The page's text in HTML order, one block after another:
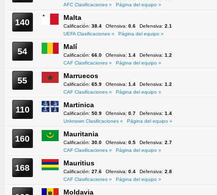
AFC Clasificaciones »
Página del equipo »
140 Malta
Calificación: 38.4 Ofensiva: 0.6 Defensiva: 2.1
UEFA Clasificaciones »
Página del equipo »
54 Malí
Calificación: 66.0 Ofensiva: 1.4 Defensiva: 1.2
CAF Clasificaciones »
Página del equipo »
55 Marruecos
Calificación: 65.9 Ofensiva: 1.4 Defensiva: 1.2
CAF Clasificaciones »
Página del equipo »
110 Martinica
Calificación: 50.9 Ofensiva: 0.7 Defensiva: 1.4
Unknown Clasificaciones »
Página del equipo »
160 Mauritania
Calificación: 30.0 Ofensiva: 0.5 Defensiva: 2.7
CAF Clasificaciones »
Página del equipo »
168 Mauritius
Calificación: 27.6 Ofensiva: 0.4 Defensiva: 2.8
CAF Clasificaciones »
Página del equipo »
Moldavia